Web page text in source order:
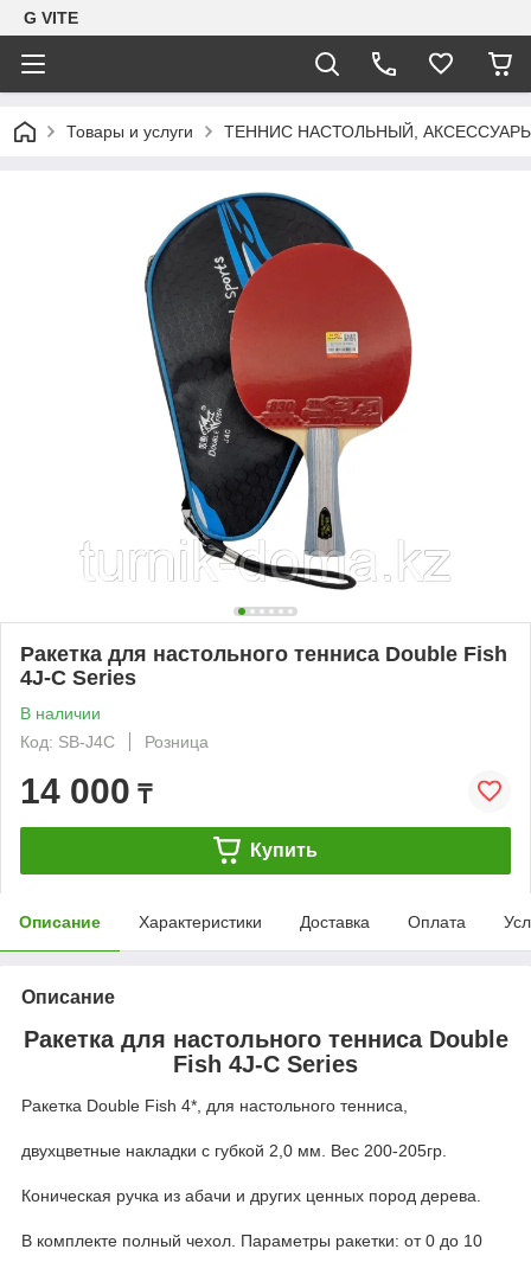
G VITE
Товары и услуги ТЕННИС НАСТОЛЬНЫЙ,
Ракетка для настольного тенниса Double Fish
4J-C Series
В наличии
Код: SB-J4C
Розница
14 000 ₸
Купить
Описание Характеристики Доставка Оплата
Описание
Ракетка для настольного тенниса Double
Fish 4J-C Series
Ракетка Double Fish 4*, для настольного тенниса,
двухцветные накладки с губкой 2,0 мм. Вес 200-205гр.
Коническая ручка из абачи и других ценных пород дерева.
В комплекте полный чехол. Параметры ракетки: от 0 до 10